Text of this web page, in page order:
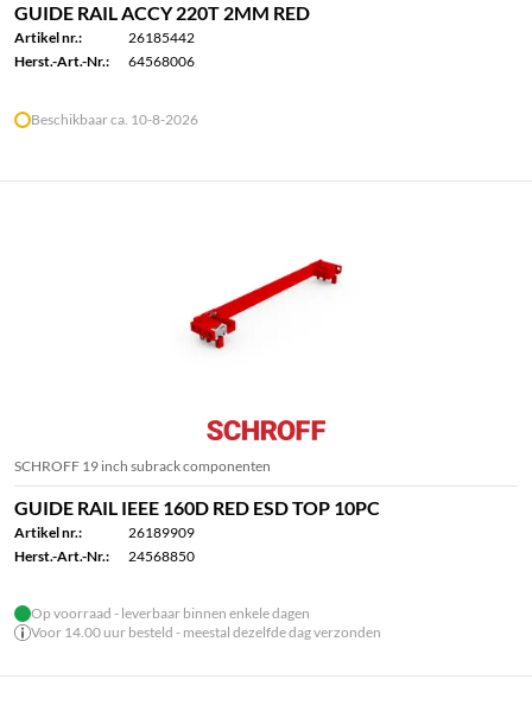
GUIDE RAIL ACCY 220T 2MM RED
Artikel nr.:
26185442
Herst.-Art.-Nr.:
64568006
Beschikbaar ca. 10-8-2026
SCHROFF 19 inch subrack componenten
GUIDE RAIL IEEE 160D RED ESD TOP 10PC
Artikel nr.:
26189909
Herst.-Art.-Nr.:
24568850
Op voorraad - leverbaar binnen enkele dagen
Voor 14.00 uur besteld - meestal dezelfde dag verzonden